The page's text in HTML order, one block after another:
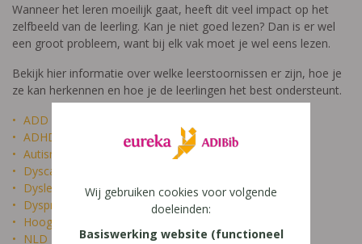
Wanneer het leren moeilijk gaat, heeft dit veel impact op het
zelfbeeld van de leerling. Kan je niet goed lezen? Dan is er wel
een groot probleem, want bij elk vak moet je wel eens lezen.
Bekijk hier informatie over welke leerstoornissen er zijn, hoe je
ze kan herkennen en hoe je de leerlingen het best ondersteunt.
ADD
ADHD
Autisme
Dyscalculie
Dyslexie
Dyspraxie
Hoogbegaafdheid
NLD
Wij gebruiken cookies voor volgende
doeleinden:
Basiswerking website (functioneel